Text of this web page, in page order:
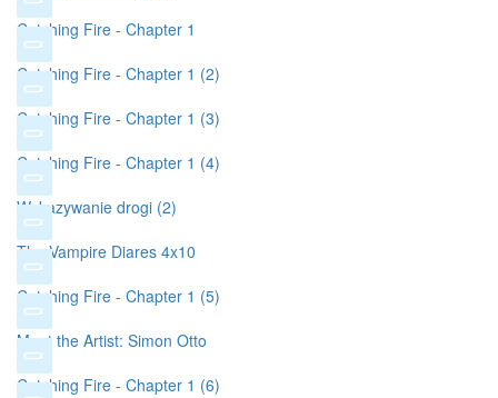
Catching Fire - Chapter 1
Catching Fire - Chapter 1 (2)
Catching Fire - Chapter 1 (3)
Catching Fire - Chapter 1 (4)
Wskazywanie drogi (2)
The Vampire Diares 4x10
Catching Fire - Chapter 1 (5)
Meet the Artist: Simon Otto
Catching Fire - Chapter 1 (6)